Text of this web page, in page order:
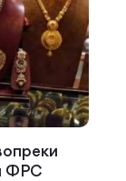
ФРС